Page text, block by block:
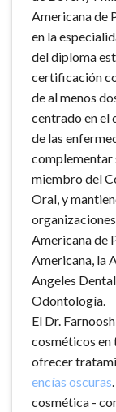
Americana de
en la
del diploma
certificación
de al menos
centrado en el
de las
complementar
miembro del
Oral, y
Americana de
Americana, la
Angeles
Odontología.
El Dr.
cosméticos en
ofrecer
encías oscuras
cosmética -